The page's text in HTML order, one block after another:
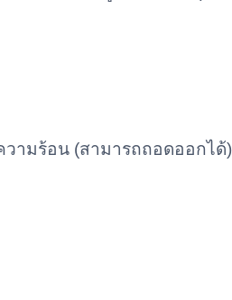
ามร้อน (สามารถถอดออกได้)